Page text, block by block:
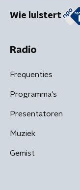
Wie luistert
Radio
Frequenties
Programma's
Presentatoren
Muziek
Gemist